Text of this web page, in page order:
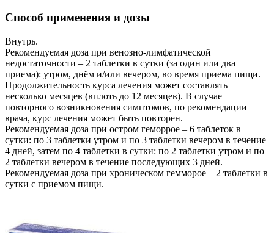
Способ применения и дозы
Внутрь.
Рекомендуемая доза при венозно-лимфатической
недостаточности – 2 таблетки в сутки (за один или два
приема): утром, днём и/или вечером, во время приема пищи.
Продолжительность курса лечения может составлять
несколько месяцев (вплоть до 12 месяцев). В случае
повторного возникновения симптомов, по рекомендации
врача, курс лечения может быть повторен.
Рекомендуемая доза при остром геморрое – 6 таблеток в
сутки: по 3 таблетки утром и по 3 таблетки вечером в течение
4 дней, затем по 4 таблетки в сутки: по 2 таблетки утром и по
2 таблетки вечером в течение последующих 3 дней.
Рекомендуемая доза при хроническом гемморое – 2 таблетки в
сутки с приемом пищи.